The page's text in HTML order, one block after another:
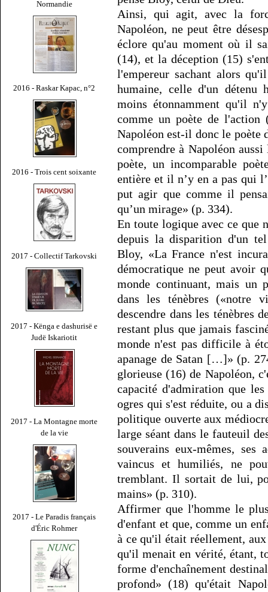
Normandie
2016 - Raskar Kapac, n°2
2016 - Trois cent soixante
2017 - Collectif Tarkovski
2017 - Kënga e dashurisë e
Judë Iskariotit
2017 - La Montagne morte
de la vie
2017 - Le Paradis français
d'Éric Rohmer
Ainsi, qui agit, avec la
Napoléon, ne peut être
éclore qu'au moment où il
(14), et la déception (15)
l'empereur sachant alors
humaine, celle d'un détenu
moins étonnamment qu'il
comme un poète de
Napoléon est-il donc le poète
comprendre à Napoléon
poète, un incomparable
entière et il n’y en a pas qui
put agir que comme il
qu’un mirage» (p. 334).
En toute logique avec ce que
depuis la disparition d'un
Bloy, «La France n'est
démocratique ne peut avoir
monde continuant, mais un
dans les ténèbres («notre
descendre dans les ténèbres
restant plus que jamais
monde n'est pas difficile à
apanage de Satan […]» (p.
glorieuse (16) de Napoléon,
capacité d'admiration que
ogres qui s'est réduite, ou a
politique ouverte aux
large séant dans le fauteuil
souverains eux-mêmes, ses
vaincus et humiliés, ne
tremblant. Il sortait de lui,
mains» (p. 310).
Affirmer que l'homme le
d'enfant et que, comme un
à ce qu'il était réellement,
qu'il menait en vérité, étant,
forme d'enchaînement
profond» (18) qu'était